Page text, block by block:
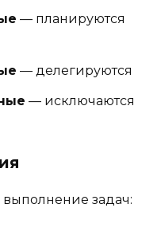
— планируются
— делегируются
— исключаются
выполнение задач: